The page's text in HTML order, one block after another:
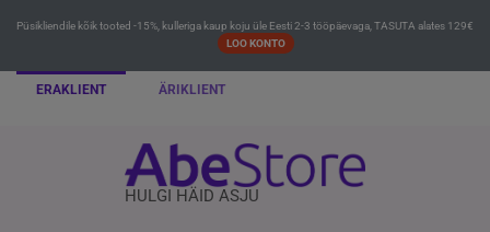
Püsikliendile kõik tooted -15%, kulleriga kaup koju üle Eesti 2-3 tööpäevaga, TASUTA alates 129€
LOO KONTO
ERAKLIENT ÄRIKLIENT
HULGI HÄID ASJU